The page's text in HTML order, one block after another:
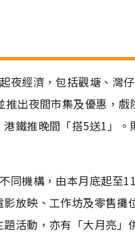
夜經濟，包括觀塘、灣
出夜間市集及優惠，
鐵推晚間「搭5送1」
同機構，由本月底起至
放映、工作坊及零售
活動，亦有「大月亮